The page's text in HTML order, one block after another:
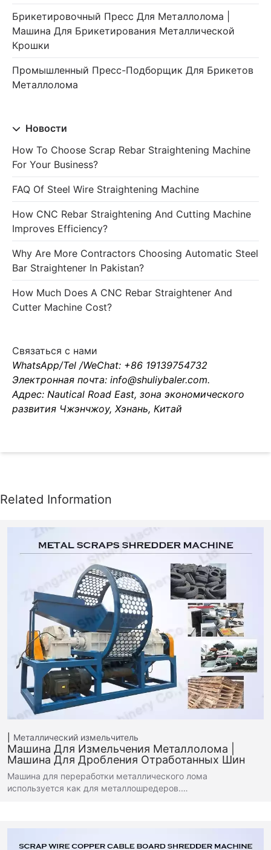
Брикетировочный Пресс Для Металлолома |
Машина Для Брикетирования Металлической
Крошки
Промышленный Пресс-Подборщик Для Брикетов
Металлолома
Новости
How To Choose Scrap Rebar Straightening Machine
For Your Business?
FAQ Of Steel Wire Straightening Machine
How CNC Rebar Straightening And Cutting Machine
Improves Efficiency?
Why Are More Contractors Choosing Automatic Steel
Bar Straightener In Pakistan?
How Much Does A CNC Rebar Straightener And
Cutter Machine Cost?
Связаться с нами
WhatsApp/Tel /WeChat: +86 19139754732
Электронная почта: info@shuliybaler.com.
Адрес: Nautical Road East, зона экономического
развития Чжэнчжоу, Хэнань, Китай
Металлический измельчитель
Машина Для Измельчения Металлолома |
Машина Для Дробления Отработанных Шин
Машина для переработки металлического лома
используется как для металлошредеров.…